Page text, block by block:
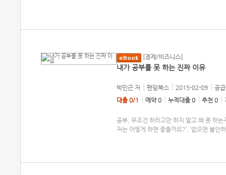
[경제/비즈니스]
내가 공부를 못 하는 진짜 이유
박민근 저 팬덤북스 2015-02-09
공
대출 0/1
예약 0 누적대출 0 추천 0
공부, 무조건 하라고만 하지 말고 왜 못 하
저는 어떻게 하면 좋을까요?’, ‘없으면 불안